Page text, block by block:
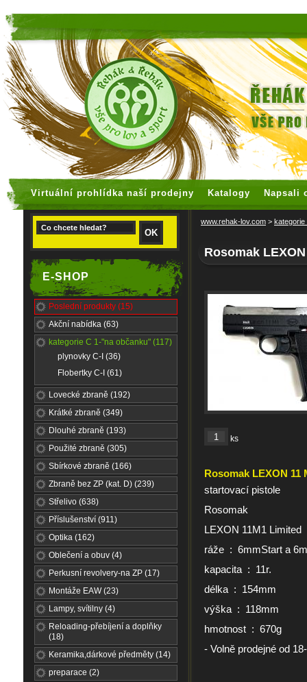
Virtuální prohlídka naší prodejny Katalogy Napsali
E-SHOP
Poslední produkty (15)
Akční nabídka (63)
kategorie C 1-"na občanku" (117)
plynovky C-I (36)
Flobertky C-I (61)
Lovecké zbraně (192)
Krátké zbraně (349)
Dlouhé zbraně (193)
Použité zbraně (305)
Sbírkové zbraně (166)
Zbraně bez ZP (kat. D) (239)
Střelivo (638)
Příslušenství (911)
Optika (162)
Oblečení a obuv (4)
Perkusní revolvery-na ZP (17)
Montáže EAW (23)
Lampy, svítilny (4)
Reloading-přebíjení a doplňky
(18)
Keramika,dárkové předměty (14)
preparace (2)
www.rehak-lov.com > kategorie
Rosomak
ks
Rosomak LEXON 11
startovací pistole
Rosomak
LEXON 11M1 Limited
ráže : 6mmStart a
kapacita : 11r.
délka : 154mm
výška : 118mm
hmotnost : 670g
- Volně prodejné od